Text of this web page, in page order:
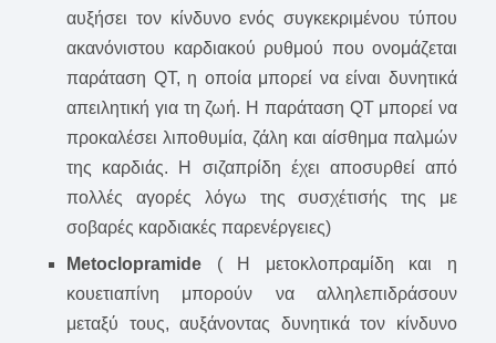
αυξήσει τον κίνδυνο ενός συγκεκριμένου τύπου
ακανόνιστου καρδιακού ρυθμού που ονομάζεται
παράταση QT, η οποία μπορεί να είναι δυνητικά
απειλητική για τη ζωή. Η παράταση QT μπορεί να
προκαλέσει λιποθυμία, ζάλη και αίσθημα παλμών
της καρδιάς. Η σιζαπρίδη έχει αποσυρθεί από
πολλές αγορές λόγω της συσχέτισής της με
σοβαρές καρδιακές παρενέργειες)
Metoclopramide ( Η μετοκλοπραμίδη και η
κουετιαπίνη μπορούν να αλληλεπιδράσουν
μεταξύ τους, αυξάνοντας δυνητικά τον κίνδυνο